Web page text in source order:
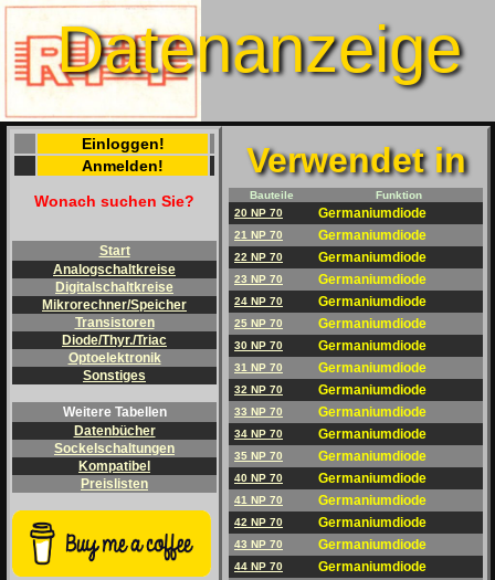
Datenanzeige
Einloggen!
Anmelden!
Wonach suchen Sie?
Start
Analogschaltkreise
Digitalschaltkreise
Mikrorechner/Speicher
Transistoren
Diode/Thyr./Triac
Optoelektronik
Sonstiges
Weitere Tabellen
Datenbücher
Sockelschaltungen
Kompatibel
Preislisten
Verwendet in
Bauteile
Funktion
20 NP 70
Germaniumdiode
21 NP 70 Germaniumdiode
22 NP 70 Germaniumdiode
23 NP 70 Germaniumdiode
24 NP 70 Germaniumdiode
25 NP 70 Germaniumdiode
30 NP 70 Germaniumdiode
31 NP 70 Germaniumdiode
32 NP 70 Germaniumdiode
33 NP 70 Germaniumdiode
34 NP 70 Germaniumdiode
35 NP 70 Germaniumdiode
40 NP 70 Germaniumdiode
41 NP 70 Germaniumdiode
42 NP 70 Germaniumdiode
43 NP 70 Germaniumdiode
44 NP 70 Germaniumdiode